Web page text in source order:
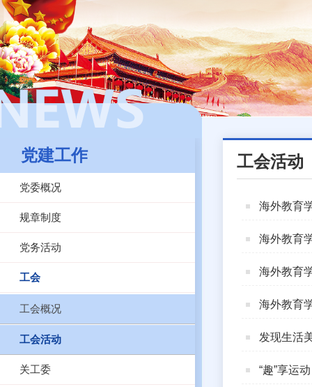
党建工作
党委概况
规章制度
党务活动
工会
工会概况
工会活动
关工委
工会活动
海外教育
海外教育
海外教育
海外教育
发现生活
“趣”享运